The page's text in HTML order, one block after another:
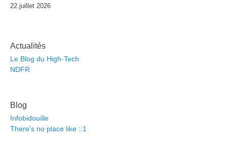
22 juillet 2026
Actualités
Le Blog du High-Tech
NDFR
Blog
Infobidouille
There's no place like ::1